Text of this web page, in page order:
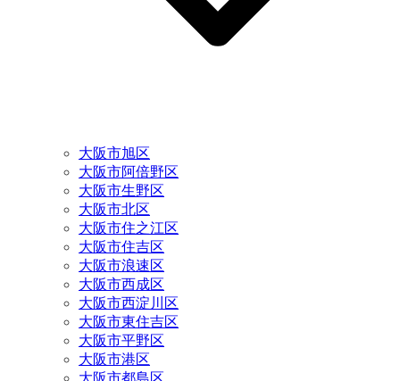
大阪市旭区
大阪市阿倍野区
大阪市生野区
大阪市北区
大阪市住之江区
大阪市住吉区
大阪市浪速区
大阪市西成区
大阪市西淀川区
大阪市東住吉区
大阪市平野区
大阪市港区
大阪市都島区